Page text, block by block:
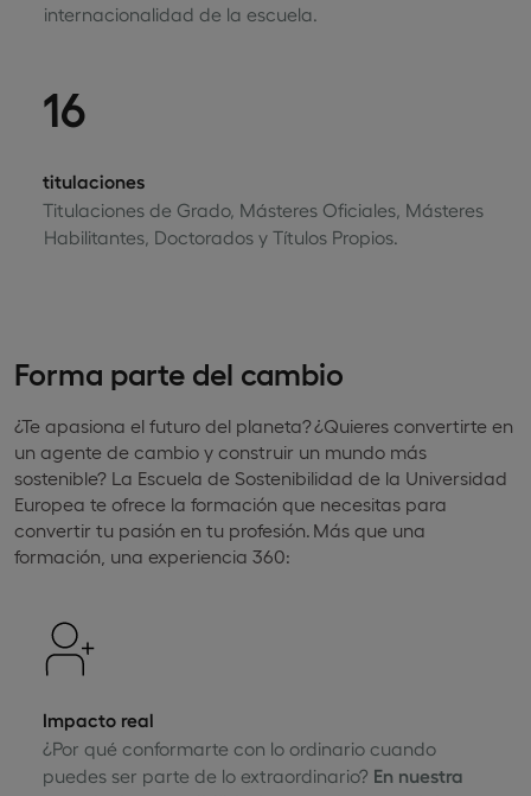
internacionalidad de la escuela.
16
titulaciones
Titulaciones de Grado, Másteres Oficiales, Másteres
Habilitantes, Doctorados y Títulos Propios.
Forma parte del cambio
¿Te apasiona el futuro del planeta? ¿Quieres convertirte en
un agente de cambio y construir un mundo más
sostenible? La Escuela de Sostenibilidad de la Universidad
Europea te ofrece la formación que necesitas para
convertir tu pasión en tu profesión. Más que una
formación, una experiencia 360:
Impacto real
¿Por qué conformarte con lo ordinario cuando
puedes ser parte de lo extraordinario? En nuestra